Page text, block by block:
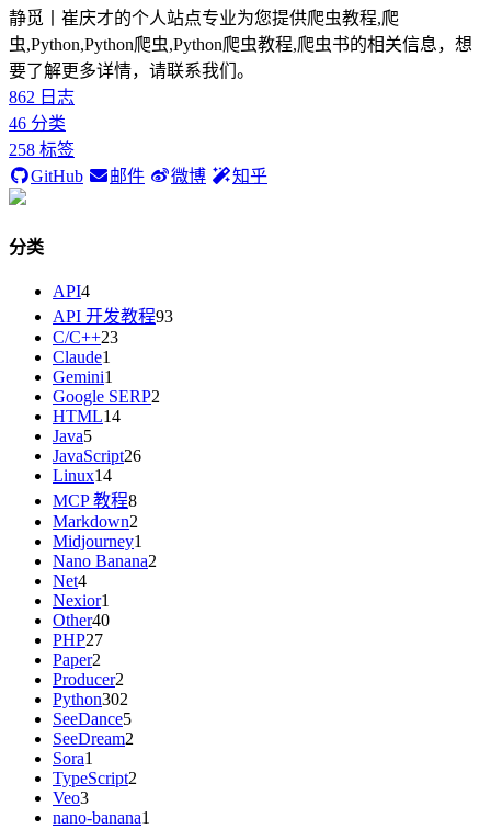
静觅丨崔庆才的个人站点专业为您提供爬虫教程,爬
虫,Python,Python爬虫,Python爬虫教程,爬虫书的相关信息，想
要了解更多详情，请联系我们。
862 日志
46 分类
258 标签
GitHub
邮件 微博 知乎
分类
API4
API 开发教程93
C/C++23
Claude1
Gemini1
Google SERP2
HTML14
Java5
JavaScript26
Linux14
MCP 教程8
Markdown2
Midjourney1
Nano Banana2
Net4
Nexior1
Other40
PHP27
Paper2
Producer2
Python302
SeeDance5
SeeDream2
Sora1
TypeScript2
Veo3
nano-banana1